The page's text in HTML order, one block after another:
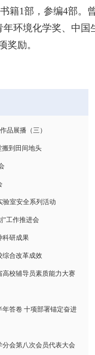
籍1部，参编4部。
环境化学奖、中
奖励。
品展播（三）
搬到田间地头
验室安全系列活动
”工作推进会
科研成果
综合改革成效
校辅导员素质能力大赛
年答卷 十项部署锚定奋进
会第八次会员代表大会